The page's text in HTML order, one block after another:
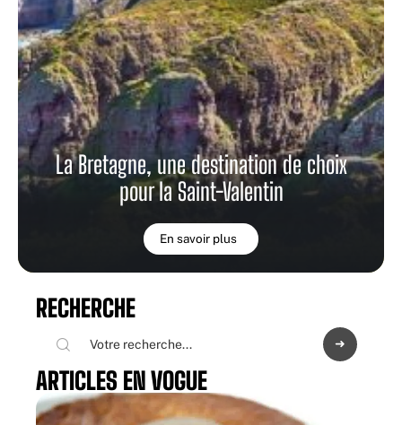
La Bretagne, une destination de choix
pour la Saint-Valentin
En savoir plus
RECHERCHE
ARTICLES EN VOGUE